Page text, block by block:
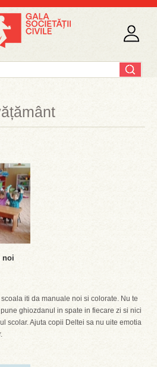
noi
iti da manuale noi si colorate. Nu te
ghiozdanul in spate in fiecare zi si nici
scolar. Ajuta copii Deltei sa nu uite emotia